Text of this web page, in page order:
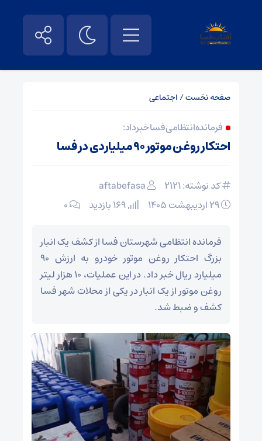
صفحه نخست/ اجتماعی
فرمانده انتظامی فسا خبر داد:
احتکار روغن موتور ۹۰ میلیاردی در فسا
کد نوشته: 2121
aftabefasa
۰
فرمانده انتظامی شهرستان فسا از کشف یک انبار
بزرگ احتکار روغن موتور خودرو به ارزش ۹۰
میلیارد ریال خبر داد. در این عملیات، ۱۰ هزار لیتر
روغن موتور از یک انبار در یکی از محلات شهر فسا
کشف و ضبط شد.